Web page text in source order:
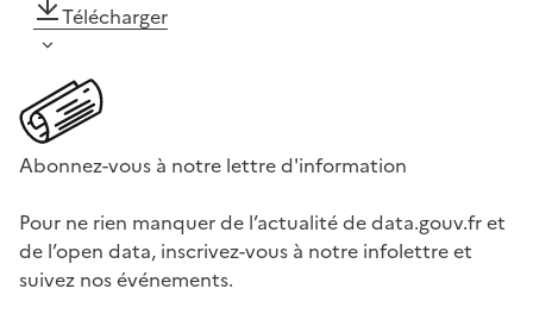
Télécharger
Abonnez-vous à notre lettre d'information
Pour ne rien manquer de l’actualité de data.gouv.fr et
de l’open data, inscrivez-vous à notre infolettre et
suivez nos événements.